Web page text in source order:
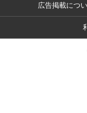
広告掲載につ